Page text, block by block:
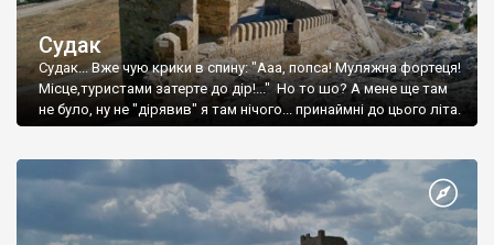
Судак
Судак... Вже чую крики в спину: "Ааа, попса! Муляжна фортеця!
Місце,туристами затерте до дір!..." Но то шо? А мене ще там
не було, ну не "дірявив" я там нічого... принаймні до цього літа.